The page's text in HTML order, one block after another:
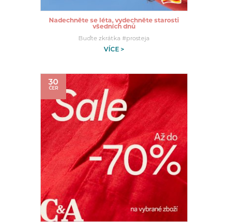
Nadechněte se léta, vydechněte starosti
všedních dnů
Buďte zkrátka #prosteja
VÍCE >
30
ČER